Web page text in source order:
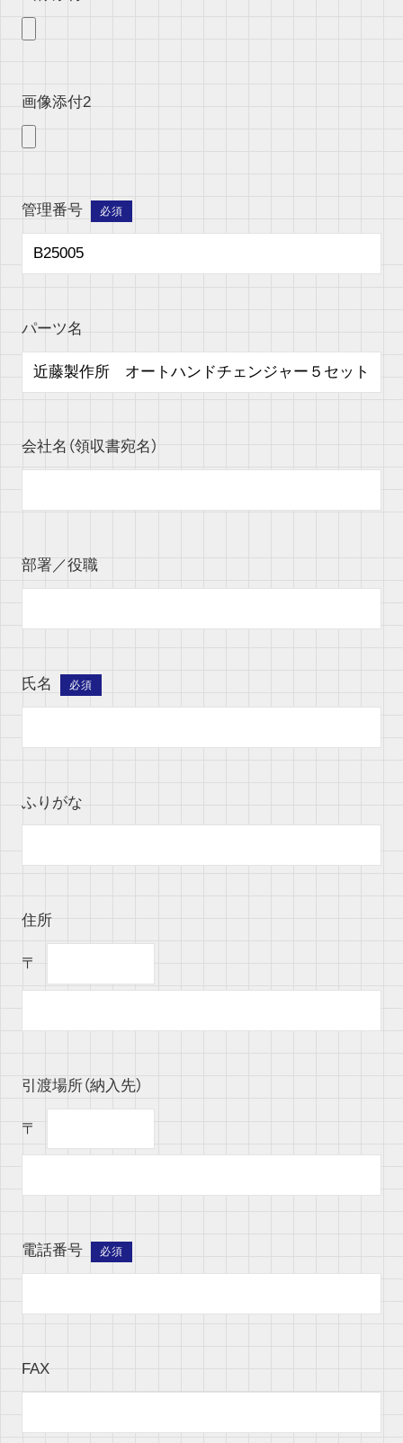
画像添付2
管理番号 必須
パーツ名
会社名（領収書宛名）
部署／役職
氏名 必須
ふりがな
住所
〒
引渡場所（納入先）
〒
電話番号 必須
FAX